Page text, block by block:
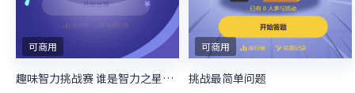
可商用
趣味智力挑战赛 谁是智力之星活动
可商用
挑战最简单问题